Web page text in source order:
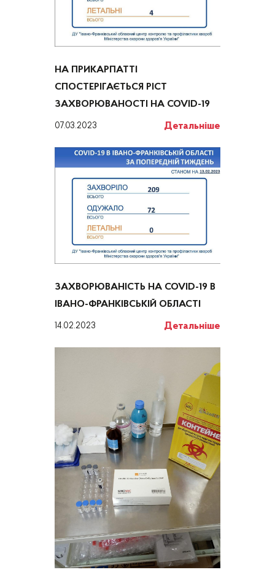
НА ПРИКАРПАТТІ
СПОСТЕРІГАЄТЬСЯ РІСТ
ЗАХВОРЮВАНОСТІ НА COVID-19
07.03.2023 Детальніше
ЗАХВОРЮВАНІСТЬ НА COVID-19 В
ІВАНО-ФРАНКІВСЬКІЙ ОБЛАСТІ
14.02.2023 Детальніше